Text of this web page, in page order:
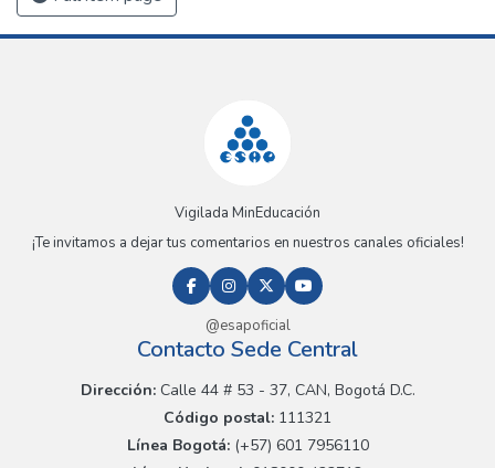
Vigilada MinEducación
¡Te invitamos a dejar tus comentarios en nuestros canales oficiales!
@esapoficial
Contacto Sede Central
Dirección:Calle 44 # 53 - 37, CAN, Bogotá D.C.
Código postal: 111321
Línea Bogotá:(+57) 601 7956110